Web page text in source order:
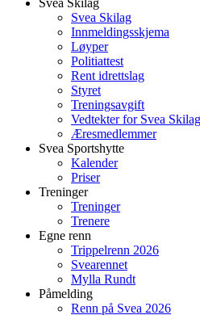
Svea Skilag
Innmeldingsskjema
Løyper
Politiattest
Rent idrettslag
Styret
Treningsavgift
Vedtekter for Svea Skilag
Æresmedlemmer
Svea Sportshytte
Kalender
Priser
Treninger
Treninger
Trenere
Egne renn
Trippelrenn 2026
Svearennet
Mylla Rundt
Påmelding
Renn på Svea 2026